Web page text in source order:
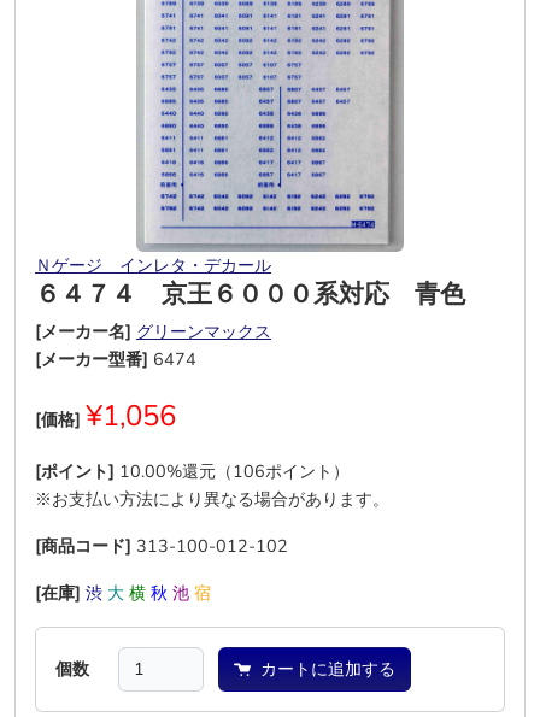
Ｎゲージ インレタ・デカール
６４７４ 京王６０００系対応 青色
[メーカー名] グリーンマックス
[メーカー型番] 6474
[価格] ¥1,056
[ポイント] 10.00%還元（106ポイント）
※お支払い方法により異なる場合があります。
[商品コード] 313-100-012-102
[在庫] 渋 大 横 秋 池 宿
個数 カートに追加する